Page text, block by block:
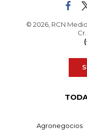
© 2026, RCN
Agronegocios